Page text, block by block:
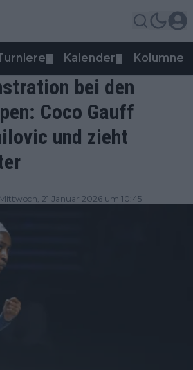
Kalender Kolumnen
bei den
Coco Gauff
und zieht
Mittwoch, 21 Januar 2026 um 10:45